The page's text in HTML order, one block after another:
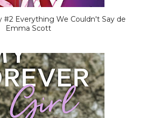
#2 Everything We Couldn't Say de
Emma Scott